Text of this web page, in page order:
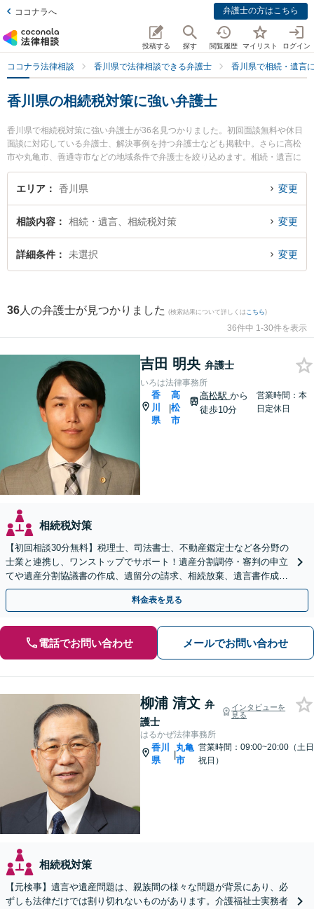
ココナラへ 弁護士の方はこちら
投稿する 探す 閲覧履歴 マイリスト ログイン
ココナラ法律相談 香川県で法律相談できる弁護士 香川県で相続・遺言
香川県の相続税対策に強い弁護士
香川県で相続税対策に強い弁護士が36名見つかりました。初回面談無料や休日
面談に対応している弁護士、解決事例を持つ弁護士なども掲載中。さらに高松
市や丸亀市、善通寺市などの地域条件で弁護士を絞り込めます。相続・遺言に
関係する家族間の相続トラブルや認知症の相続、遺産分割等の細かな分野での
絞り込み検索もでき便利です。特にいろは法律事務所の吉田 明央弁護士やはる
や夜間に発生した相続税対策のトラブルを今すぐに弁護士に相談したい』『相
続税対策のトラブル解決の実績豊富な近くの弁護士を検索したい』『初回相談
無料で相続税対策を法律相談できる香川県内の弁護士に相談予約したい』など
エリア 香川県 変更
相談内容 相続・遺言、相続税対策 変更
詳細条件 未選択 変更
36 人の弁護士が見つかりました (検索結果について詳しくは こちら)
36件中 1-30件を表示
吉田 明央 弁護士
いろは法律事務所
香
川
県
|
高
松
市
高松駅 から
徒歩10分
営業時間：本
日定休日
相続税対策
【初回相談30分無料】税理士、司法書士、不動産鑑定士など各分野の
士業と連携し、ワンストップでサポート！遺産分割調停・審判の申立
てや遺産分割協議書の作成、遺留分の請求、相続放棄、遺言書作成な
ど幅広いご相談に対応【オンライン面談対応】
料金表を見る
電話でお問い合わせ メールでお問い合わせ
柳浦 清文 弁
護士
インタビューを
見る
はるかぜ法律事務所
香川
県
|
丸亀
市
営業時間：09:00~20:00（土日
祝日）
相続税対策
【元検事】遺言や遺産問題は、親族間の様々な問題が背景にあり、必
ずしも法律だけでは割り切れないものがあります。介護福祉士実務者